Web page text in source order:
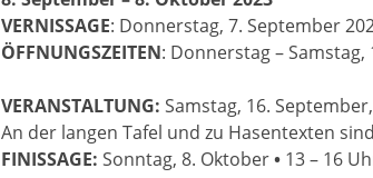
VERNISSAGE: Donnerstag, 7. September
ÖFFNUNGSZEITEN: Donnerstag – Samstag,
VERANSTALTUNG: Samstag, 16.
An der langen Tafel und zu Hasentexten
FINISSAGE: Sonntag, 8. Oktober• 13 – 16